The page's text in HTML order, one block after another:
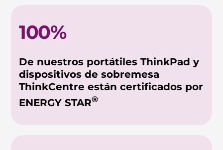
100%
De nuestros portátiles ThinkPad y
dispositivos de sobremesa
ThinkCentre están certificados por
ENERGY STAR®